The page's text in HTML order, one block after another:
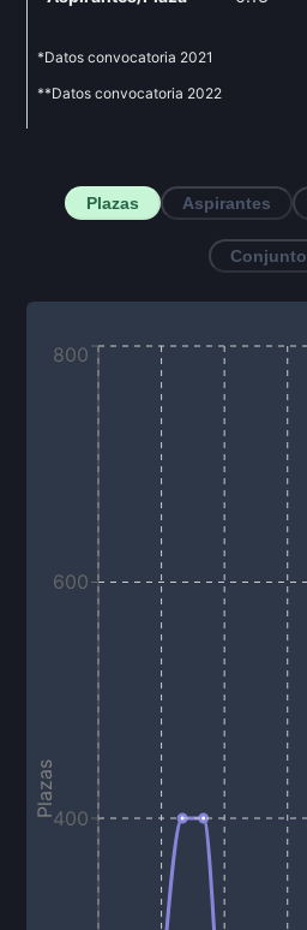
*Datos convocatoria 2021
**Datos convocatoria 2022
Plazas Aspirantes
Conjunto
400
600
800
Plazas